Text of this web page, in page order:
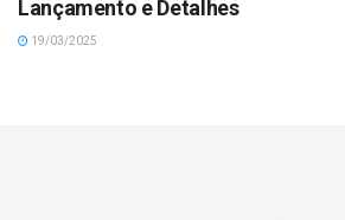
Lançamento e Detalhes
19/03/2025